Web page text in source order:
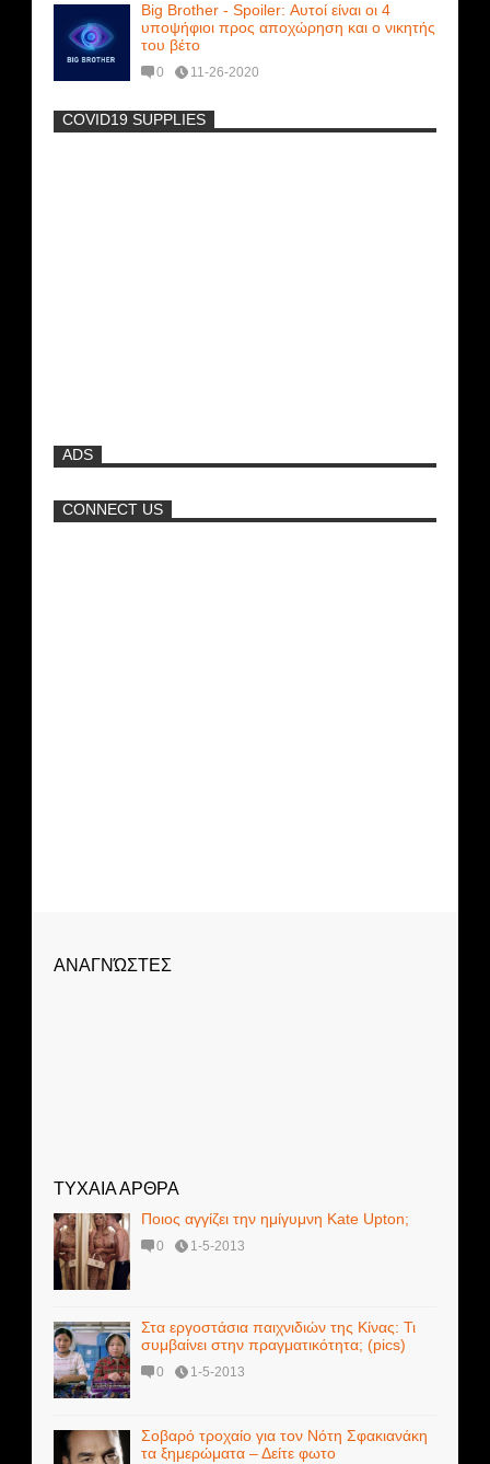
Big Brother - Spoiler: Αυτοί είναι οι 4
υποψήφιοι προς αποχώρηση και ο νικητής
του βέτο
0 11-26-2020
ότι δεν θα περπατήσει ποτέ ξανά!
-
COVID19 SUPPLIES
ADS
CONNECT US
ΑΝΑΓΝΏΣΤΕΣ
ΤΥΧΑΙΑ ΑΡΘΡΑ
Ποιος αγγίζει την ημίγυμνη Kate Upton;
0 1-5-2013
Στα εργοστάσια παιχνιδιών της Κίνας: Τι
συμβαίνει στην πραγματικότητα; (pics)
0 1-5-2013
Σοβαρό τροχαίο για τον Νότη Σφακιανάκη
τα ξημερώματα – Δείτε φωτο